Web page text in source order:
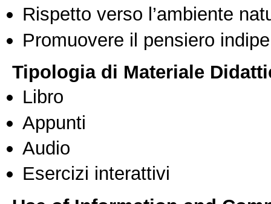
Rispetto verso l’ambiente
Promuovere il pensiero
Tipologia di Materiale
Libro
Appunti
Audio
Esercizi interattivi